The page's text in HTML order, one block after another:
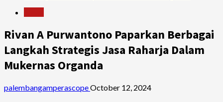
Rivan A Purwantono Paparkan Berbagai
Langkah Strategis Jasa Raharja Dalam
Mukernas Organda
palembangamperascopeOctober 12, 2024